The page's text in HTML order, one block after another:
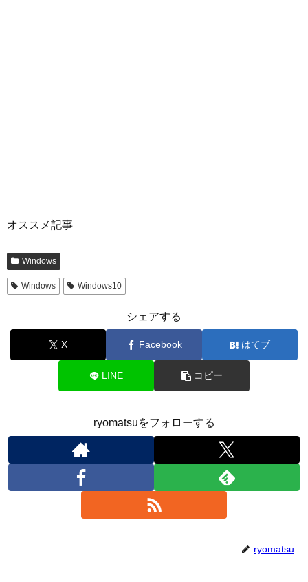
オススメ記事
Windows
Windows Windows10
シェアする
X Facebook はてブ
LINE コピー
ryomatsuをフォローする
ryomatsu